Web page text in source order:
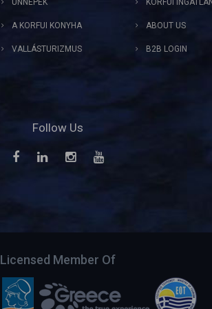
ÜNNEPEK
A KORFUI KONYHA
VALLÁSTURIZMUS
KORFUI
ABOUT US
B2B LOGIN
Follow Us
Licensed Member Of